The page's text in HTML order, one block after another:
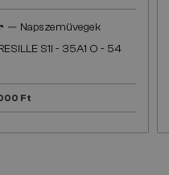
— Napszemüvegek
S1I - 35A1 O - 54
Ft